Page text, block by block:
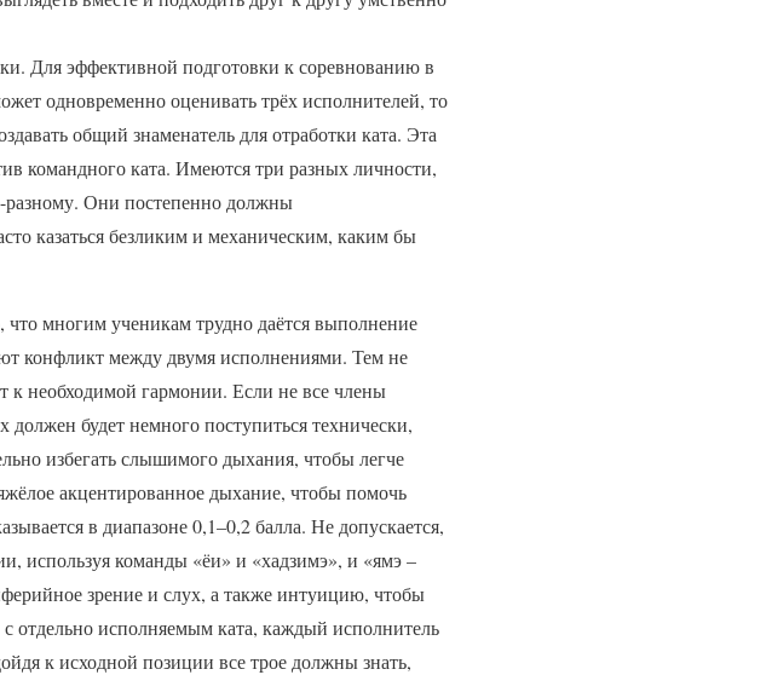
Для эффективной подготовки к соревнованию в
одновременно оценивать трёх исполнителей, то
общий знаменатель для отработки ката. Эта
командного ката. Имеются три разных личности,
разному. Они постепенно должны
казаться безликим и механическим, каким бы
что многим ученикам трудно даётся выполнение
конфликт между двумя исполнениями. Тем не
к необходимой гармонии. Если не все члены
будет немного поступиться технически,
избегать слышимого дыхания, чтобы легче
акцентированное дыхание, чтобы помочь
в диапазоне 0,1–0,2 балла. Не допускается,
используя команды «ёи» и «хадзимэ», и «ямэ –
зрение и слух, а также интуицию, чтобы
отдельно исполняемым ката, каждый исполнитель
к исходной позиции все трое должны знать,